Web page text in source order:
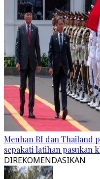
Menhan RI dan Thailand
sepakati latihan pasukan
DIREKOMENDASIKAN